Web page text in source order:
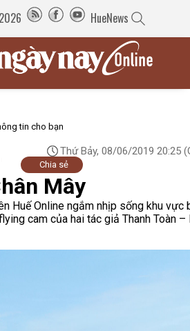
HueNews
tin cho bạn
Thứ Bảy, 08/06/2019 20:25
Chia sẻ
Mây
Huế Online ngắm nhịp sống khu vực
cam của hai tác giả Thanh Toàn –